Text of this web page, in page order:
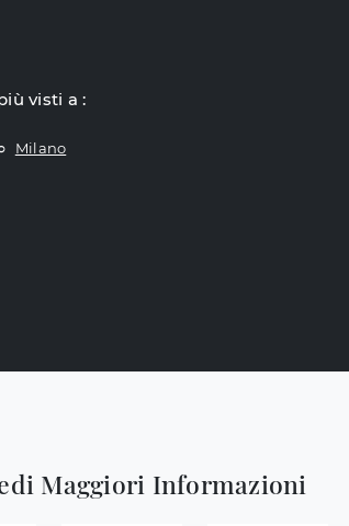
visti a :
Milano
Maggiori Informazioni